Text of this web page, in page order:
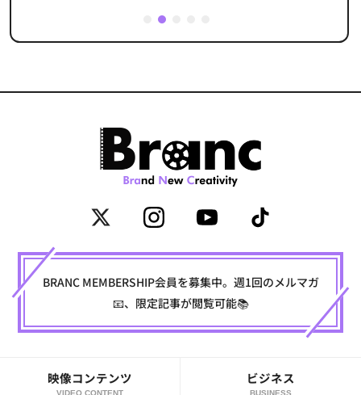
2
BRANC MEMBERSHIP会員を募集中。週1回のメルマガ
📧、限定記事が閲覧可能📚
映像コンテンツ ビジネス